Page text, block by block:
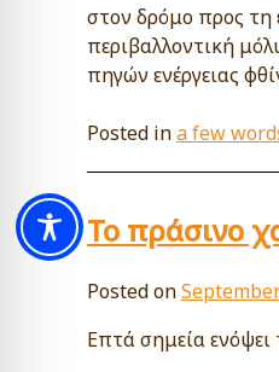
στον δρόμο προς τη
περιβαλλοντική
πηγών ενέργειας
Posted ina few
Το πράσινο
Posted on
Επτά σημεία